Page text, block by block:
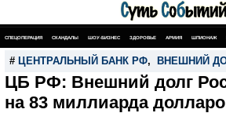
СПЕЦОПЕРАЦИЯ СКАНДАЛЫ ШОУ-БИЗНЕС ЗДОРОВЬЕ АРМИЯ ШПИОНАЖ
# ЦЕНТРАЛЬНЫЙ БАНК РФ, ВНЕШНИЙ
ЦБ РФ: Внешний долг
на 83 миллиарда